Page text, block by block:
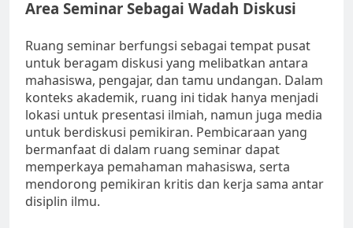
Area Seminar Sebagai Wadah Diskusi
Ruang seminar berfungsi sebagai tempat pusat
untuk beragam diskusi yang melibatkan antara
mahasiswa, pengajar, dan tamu undangan. Dalam
konteks akademik, ruang ini tidak hanya menjadi
lokasi untuk presentasi ilmiah, namun juga media
untuk berdiskusi pemikiran. Pembicaraan yang
bermanfaat di dalam ruang seminar dapat
memperkaya pemahaman mahasiswa, serta
mendorong pemikiran kritis dan kerja sama antar
disiplin ilmu.